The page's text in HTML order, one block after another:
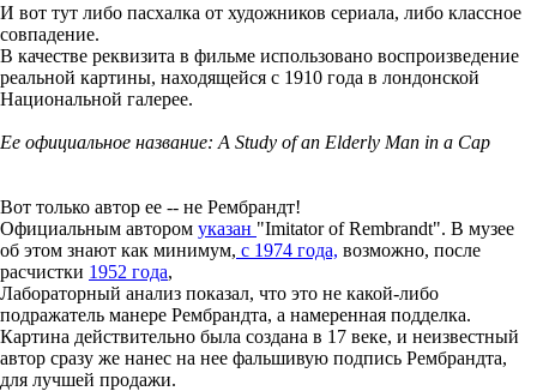
И вот тут либо пасхалка от художников сериала, либо классное
совпадение.
В качестве реквизита в фильме использовано воспроизведение
реальной картины, находящейся с 1910 года в лондонской
Национальной галерее.
Ее официальное название: A Study of an Elderly Man in a Cap
Вот только автор ее -- не Рембрандт!
Официальным автором указан "Imitator of Rembrandt". В музее
об этом знают как минимум, с 1974 года, возможно, после
расчистки 1952 года,
Лабораторный анализ показал, что это не какой-либо
подражатель манере Рембрандта, а намеренная подделка.
Картина действительно была создана в 17 веке, и неизвестный
автор сразу же нанес на нее фальшивую подпись Рембрандта,
для лучшей продажи.